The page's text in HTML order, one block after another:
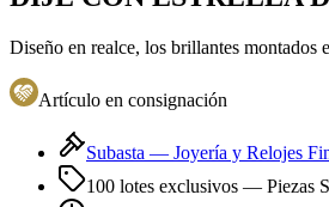
Diseño en realce, los brillantes montados
Artículo en consignación
Subasta — Joyería y Relojes
100 lotes exclusivos — Piezas